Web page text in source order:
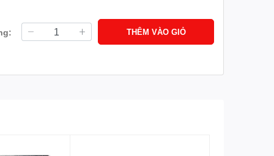
THÊM VÀO GIỎ